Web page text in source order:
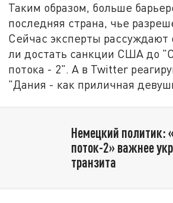
Таким образом, больше
последняя страна, чье
Сейчас эксперты рассуждают
ли достать санкции США до
потока - 2". А в Twitter
"Дания - как приличная
Немецкий политик:
поток-2» важнее
транзита